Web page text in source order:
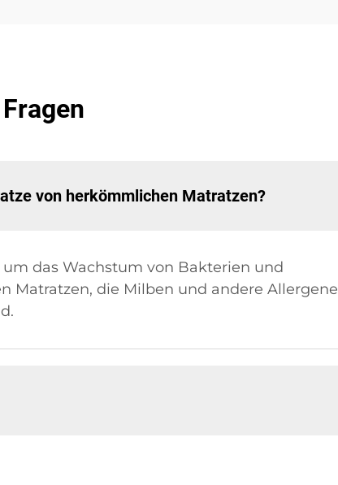
von herkömmlichen Matratzen?
das Wachstum von Bakterien und
Matratzen, die Milben und andere Allergene